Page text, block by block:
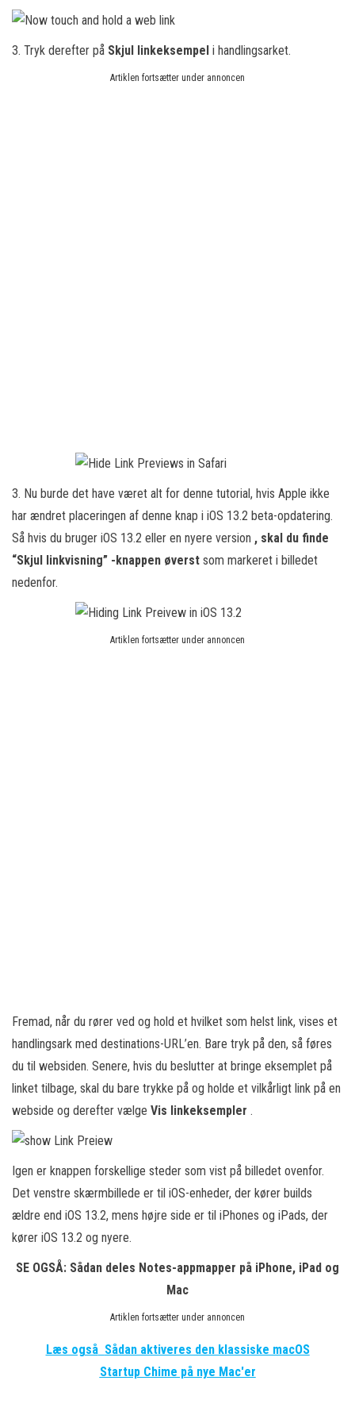
3. Tryk derefter på Skjul linkeksempel i handlingsarket.
Artiklen fortsætter under annoncen
3. Nu burde det have været alt for denne tutorial, hvis Apple ikke
har ændret placeringen af denne knap i iOS 13.2 beta-opdatering.
Så hvis du bruger iOS 13.2 eller en nyere version , skal du finde
“Skjul linkvisning” -knappen øverst som markeret i billedet
nedenfor.
Artiklen fortsætter under annoncen
Fremad, når du rører ved og hold et hvilket som helst link, vises et
handlingsark med destinations-URL’en. Bare tryk på den, så føres
du til websiden. Senere, hvis du beslutter at bringe eksemplet på
linket tilbage, skal du bare trykke på og holde et vilkårligt link på en
webside og derefter vælge Vis linkeksempler .
Igen er knappen forskellige steder som vist på billedet ovenfor.
Det venstre skærmbillede er til iOS-enheder, der kører builds
ældre end iOS 13.2, mens højre side er til iPhones og iPads, der
kører iOS 13.2 og nyere.
SE OGSÅ: Sådan deles Notes-appmapper på iPhone, iPad og
Mac
Artiklen fortsætter under annoncen
Læs også Sådan aktiveres den klassiske macOS
Startup Chime på nye Mac'er